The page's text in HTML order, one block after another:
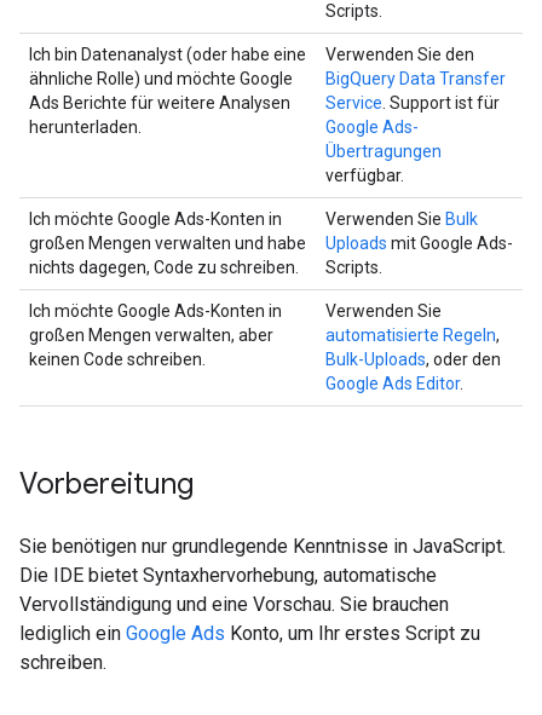
Scripts.
Ich bin Datenanalyst (oder habe eine
ähnliche Rolle) und möchte Google
Ads Berichte für weitere Analysen
herunterladen.
Verwenden Sie den
BigQuery Data Transfer
Service . Support ist für
Google Ads-
Übertragungen
verfügbar.
Ich möchte Google Ads-Konten in
großen Mengen verwalten und habe
nichts dagegen, Code zu schreiben.
Verwenden Sie Bulk
Uploads mit Google Ads-
Scripts.
Ich möchte Google Ads-Konten in
großen Mengen verwalten, aber
keinen Code schreiben.
Verwenden Sie
automatisierte Regeln,
Bulk-Uploads, oder den
Google Ads Editor.
Vorbereitung
Sie benötigen nur grundlegende Kenntnisse in JavaScript.
Die IDE bietet Syntaxhervorhebung, automatische
Vervollständigung und eine Vorschau. Sie brauchen
lediglich ein Google Ads Konto, um Ihr erstes Script zu
schreiben.